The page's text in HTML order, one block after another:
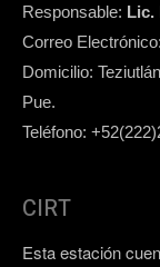
Responsable: Lic.
Correo Electrónico:
Domicilio:
Pue.
Teléfono:
CIRT
Esta estación